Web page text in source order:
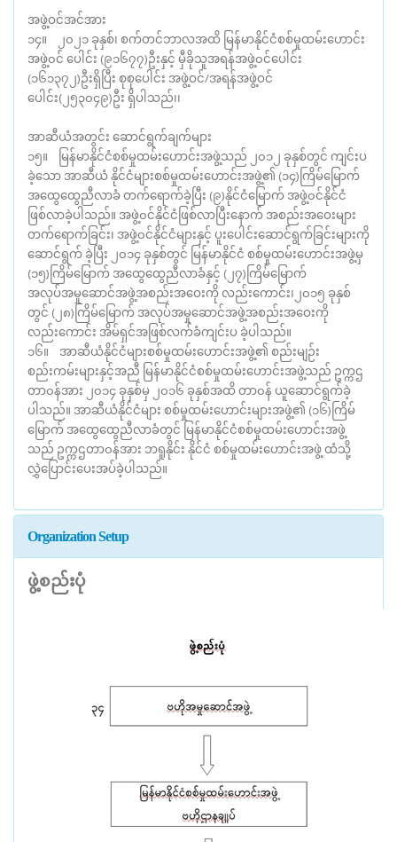
အဖွဲ့ဝင်အင်အား
၁၄။ ၂၀၂၁ ခုနှစ်၊ စက်တင်ဘာလအထိ မြန်မာနိုင်ငံစစ်မှုထမ်းဟောင်း
အဖွဲ့၀င် ပေါင်း (၉၁၆၇၇)ဦးနှင့် မှီခိုသူအရန်အဖွဲ့၀င်ပေါင်း
(၁၆၁၃၇၂)ဦးရှိပြီး စုစုပေါင်း အဖွဲ့ဝင်/အရန်အဖွဲ့ဝင်
ပေါင်း(၂၅၃၀၄၉)ဦး ရှိပါသည်၊၊
အာဆီယံအတွင်း ဆောင်ရွက်ချက်များ
၁၅။ မြန်မာနိုင်ငံစစ်မှုထမ်းဟောင်းအဖွဲ့သည် ၂၀၁၂ ခုနှစ်တွင် ကျင်းပ
ခဲ့သော အာဆီယံ နိုင်ငံများစစ်မှုထမ်းဟောင်းအဖွဲ့၏ (၁၄)ကြိမ်မြောက်
အထွေထွေညီလာခံ တက်ရောက်ခဲ့ပြီး (၉)နိုင်ငံမြောက် အဖွဲ့၀င်နိုင်ငံ
ဖြစ်လာခဲ့ပါသည်။ အဖွဲ့၀င်နိုင်ငံဖြစ်လာပြီးနောက် အစည်းအဝေးများ
တက်ရောက်ခြင်း၊ အဖွဲ့၀င်နိုင်ငံများနှင့် ပူးပေါင်းဆောင်ရွက်ခြင်းများကို
ဆောင်ရွက် ခဲ့ပြီး ၂၀၁၄ ခုနှစ်တွင် မြန်မာနိုင်ငံ စစ်မှုထမ်းဟောင်းအဖွဲ့မှ
(၁၅)ကြိမ်မြောက် အထွေထွေညီလာခံနှင့် (၂၇)ကြိမ်မြောက်
အလုပ်အမှုဆောင်အဖွဲ့အစည်းအဝေးကို လည်းကောင်း၊၂၀၁၅ ခုနှစ်
တွင် (၂၈)ကြိမ်မြောက် အလုပ်အမှုဆောင်အဖွဲ့အစည်းအဝေးကို
လည်းကောင်း အိမ်ရှင်အဖြစ်လက်ခံကျင်းပ ခဲ့ပါသည်။
၁၆။ အာဆီယံနိုင်ငံများစစ်မှုထမ်းဟောင်းအဖွဲ့၏ စည်းမျဉ်း
စည်းကမ်းများနှင့်အညီ မြန်မာနိုင်ငံစစ်မှုထမ်းဟောင်းအဖွဲ့သည် ဥက္ကဌ
တာ၀န်အား ၂၀၁၄ ခုနှစ်မှ ၂၀၁၆ ခုနှစ်အထိ တာ၀န် ယူဆောင်ရွက်ခဲ့
ပါသည်။ အာဆီယံနိုင်ငံများ စစ်မှုထမ်းဟောင်းများအဖွဲ့၏ (၁၆)ကြိမ်
မြောက် အထွေထွေညီလာခံတွင် မြန်မာနိုင်ငံစစ်မှုထမ်းဟောင်းအဖွဲ့
သည် ဥက္ကဌတာ၀န်အား ဘရူနိုင်း နိုင်ငံ စစ်မှုထမ်းဟောင်းအဖွဲ့ ထံသို့
လွှဲပြောင်းပေးအပ်ခဲ့ပါသည်။
Organization Setup
ဖွဲ့စည်းပုံ